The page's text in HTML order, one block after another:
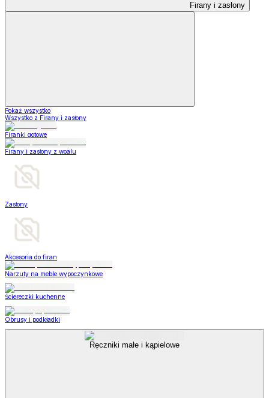
Firany i zasłony
Pokaż wszystko
Wszystko z Firany i zasłony
Firanki gotowe
Firany i zasłony z woalu
Zasłony
Akcesoria do firan
Narzuty na meble wypoczynkowe
Ściereczki kuchenne
Obrusy i podkładki
Ręczniki małe i kąpielowe